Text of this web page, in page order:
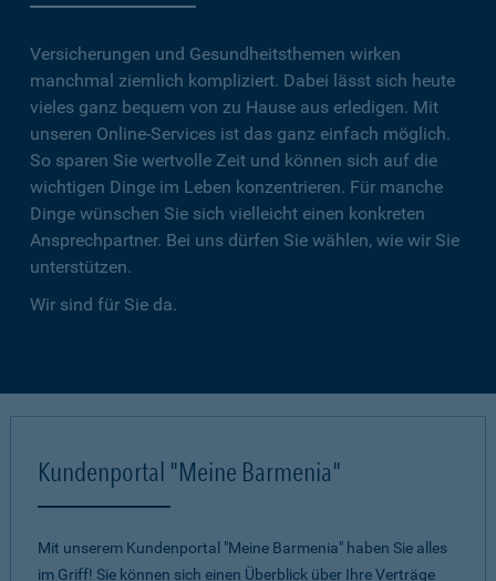
Versicherungen und Gesundheitsthemen wirken
manchmal ziemlich kompliziert. Dabei lässt sich heute
vieles ganz bequem von zu Hause aus erledigen. Mit
unseren Online-Services ist das ganz einfach möglich.
So sparen Sie wertvolle Zeit und können sich auf die
wichtigen Dinge im Leben konzentrieren. Für manche
Dinge wünschen Sie sich vielleicht einen konkreten
Ansprechpartner. Bei uns dürfen Sie wählen, wie wir Sie
unterstützen.
Wir sind für Sie da.
Kundenportal "Meine Barmenia"
Mit unserem Kundenportal "Meine Barmenia" haben Sie alles
im Griff! Sie können sich einen Überblick über Ihre Verträge